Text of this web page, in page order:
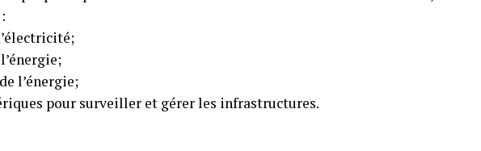
l’énergie;
pour surveiller et gérer les infrastructures.